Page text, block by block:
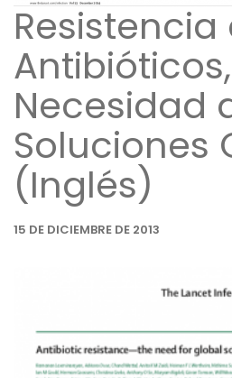
Resistencia
Necesidad
Soluciones
(Inglés)
15 DE DICIEMBRE DE 2013